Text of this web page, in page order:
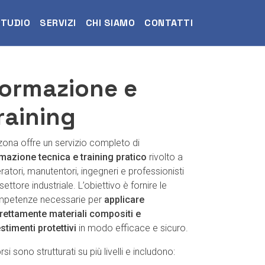
SERVIZI CHI SIAMO CONTATTI
e
offre un servizio completo di
tecnica e training pratico rivolto a
manutentori, ingegneri e professionisti
industriale. L’obiettivo è fornire le
necessarie per applicare
materiali compositi e
protettivi in modo efficace e sicuro.
sono strutturati su più livelli e includono: